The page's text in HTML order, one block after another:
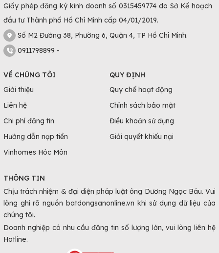
Giấy phép đăng ký kinh doanh số 0315459774 do Sở Kế hoạch
đầu tư Thành phố Hồ Chí Minh cấp 04/01/2019.
Số M2 Đường 38, Phường 6, Quận 4, TP Hồ Chí Minh.
0911798899 -
VỀ CHÚNG TÔI
Giới thiệu
Liên hệ
Chi phí đăng tin
Hướng dẫn nạp tiền
Vinhomes Hóc Môn
QUY ĐỊNH
Quy chế hoạt động
Chính sách bảo mật
Điều khoản sử dụng
Giải quyết khiếu nại
THÔNG TIN
Chịu trách nhiệm & đại diện pháp luật ông Dương Ngọc Báu. Vui
lòng ghi rõ nguồn batdongsanonline.vn khi sử dụng dữ liệu của
chúng tôi.
Doanh nghiệp có nhu cầu đăng tin số lượng lớn, vui lòng liên hệ
Hotline.